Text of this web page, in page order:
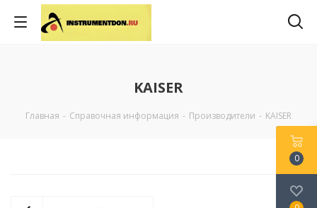
KAISER
Главная - Справочная информация - Производители - KAISER
0